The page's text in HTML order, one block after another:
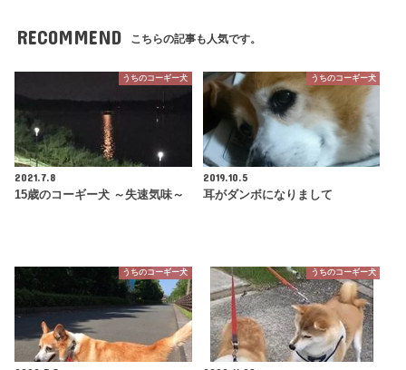
RECOMMEND こちらの記事も人気です。
うちのコーギー犬
2021.7.8
15歳のコーギー犬 ～失速気味～
うちのコーギー犬
2019.10.5
耳がダンボになりまして
うちのコーギー犬 うちのコーギー犬